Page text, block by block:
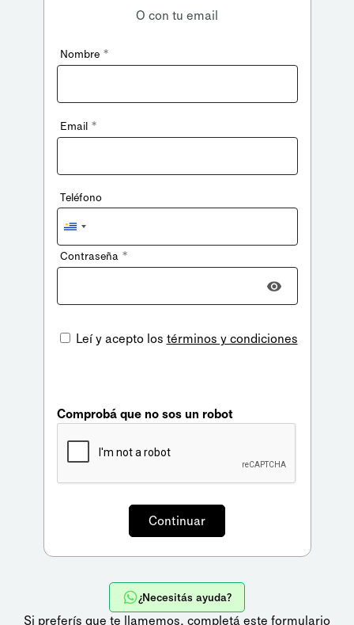
O con tu email
Nombre *
Email *
Teléfono
Uruguay
+598
Contraseña *
Leí y acepto los términos y condiciones
Comprobá que no sos un robot
¿Necesitás ayuda?
Si preferís que te llamemos, completá este formulario